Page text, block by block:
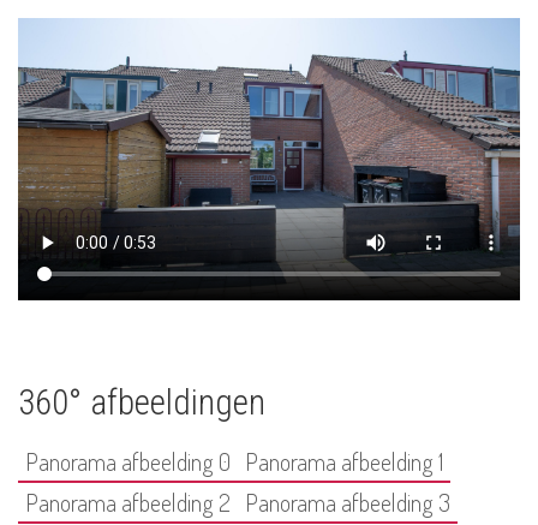
360° afbeeldingen
Panorama afbeelding 0 Panorama afbeelding 1
Panorama afbeelding 2 Panorama afbeelding 3